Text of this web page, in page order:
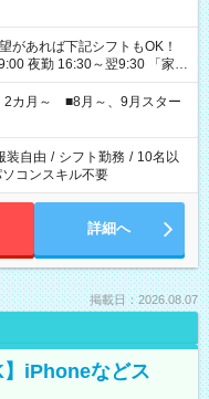
勤 16:30～翌9:30 「家族
って夕飯の準備がしたい」
ど、ご希望を教えてください
合計で週40時間を超える場
2カ月～ ■8月～、9月スター
装自由 / シフト勤務 / 10名以
コンスキル不要
詳細へ
掲載日：2026.08.07
】iPhoneなどス